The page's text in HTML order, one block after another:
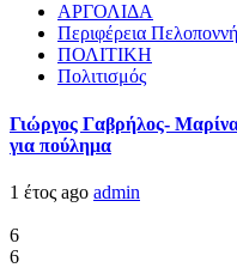
ΑΡΓΟΛΙΔΑ
Περιφέρεια
ΠΟΛΙΤΙΚΗ
Πολιτισμός
Γιώργος Γαβρήλος-
για πούλημα
1 έτος ago admin
6
6